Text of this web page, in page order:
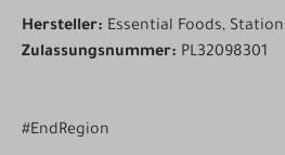
Hersteller: Essential Foods,
Zulassungsnummer: PL32098301
#EndRegion